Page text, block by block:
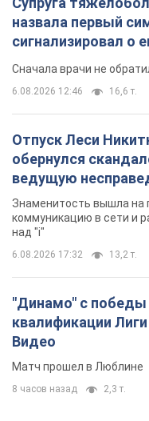
назвала первый
сигнализировал о
Сначала врачи не
6.08.2026 12:46 16,6 т.
Отпуск Леси
обернулся
ведущую
Знаменитость вышла на
коммуникацию в сети и
над "i"
6.08.2026 17:32 13,2 т.
"Динамо" с победы
квалификации
Видео
Матч прошел в Люблине
8 часов назад 2,3 т.